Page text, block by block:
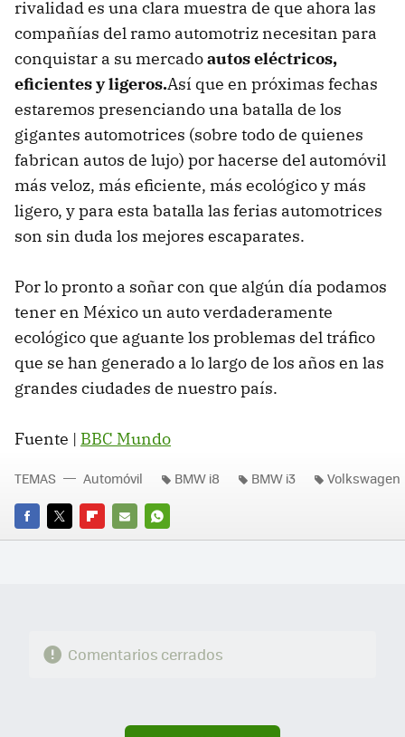
rivalidad es una clara muestra de que ahora las
compañías del ramo automotriz necesitan para
conquistar a su mercadoautos eléctricos,
eficientes y ligeros.Así que en próximas fechas
estaremos presenciando una batalla de los
gigantes automotrices (sobre todo de quienes
fabrican autos de lujo) por hacerse del automóvil
más veloz, más eficiente, más ecológico y más
ligero, y para esta batalla las ferias automotrices
son sin duda los mejores escaparates.
Por lo pronto a soñar con que algún día podamos
tener en México un auto verdaderamente
ecológico que aguante los problemas del tráfico
que se han generado a lo largo de los años en las
grandes ciudades de nuestro país.
Fuente | BBC Mundo
FACEBOOK
TWITTERFLIPBOARD
E-
WHATSAPP
TEMAS Automóvil BMW i8 BMW i3 Volkswagen
Comentarios cerrados